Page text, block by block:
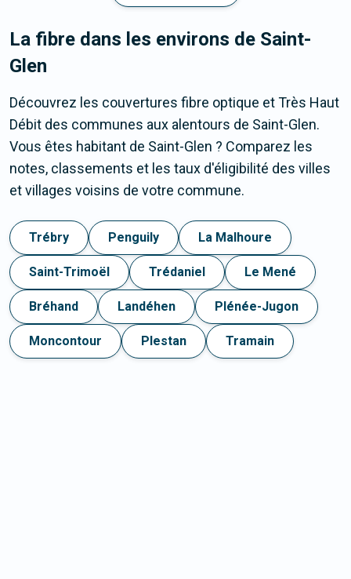
La fibre dans les environs de Saint-
Glen
Découvrez les couvertures fibre optique et Très Haut
Débit des communes aux alentours de Saint-Glen.
Vous êtes habitant de Saint-Glen ? Comparez les
notes, classements et les taux d'éligibilité des villes
et villages voisins de votre commune.
Trébry Penguily La Malhoure
Saint-Trimoël Trédaniel Le Mené
Bréhand Landéhen Plénée-Jugon
Moncontour Plestan Tramain